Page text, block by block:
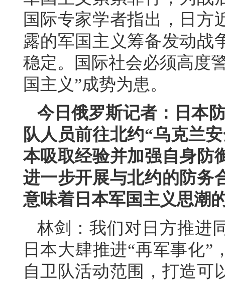
国际专家学者指出，日方
露的军国主义筹备发动战
稳定。国际社会必须高度
国主义”成势为患。
今日俄罗斯记者：日本
队人员前往北约“乌克兰
本吸取经验并加强自身防
进一步开展与北约的防务
意味着日本军国主义思潮
林剑：我们对日方推进
日本大肆推进“再军事化
自卫队活动范围，打造可